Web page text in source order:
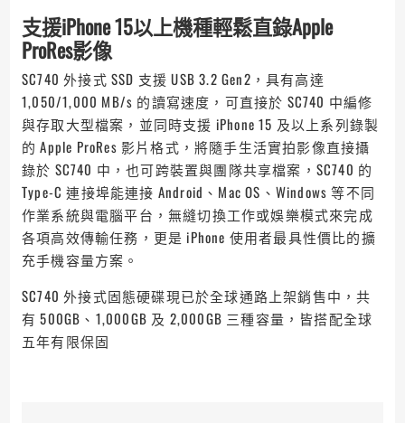
支援iPhone 15以上機種輕鬆直錄Apple
ProRes影像
SC740 外接式 SSD 支援 USB 3.2 Gen2，具有高達
1,050/1,000 MB/s 的讀寫速度，可直接於 SC740 中編修
與存取大型檔案，並同時支援 iPhone 15 及以上系列錄製
的 Apple ProRes 影片格式，將隨手生活實拍影像直接攝
錄於 SC740 中，也可跨裝置與團隊共享檔案，SC740 的
Type-C 連接埠能連接 Android、Mac OS、Windows 等不同
作業系統與電腦平台，無縫切換工作或娛樂模式來完成
各項高效傳輸任務，更是 iPhone 使用者最具性價比的擴
充手機容量方案。
SC740 外接式固態硬碟現已於全球通路上架銷售中，共
有 500GB、1,000GB 及 2,000GB 三種容量，皆搭配全球
五年有限保固